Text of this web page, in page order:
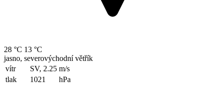
28 °C 13 °C
jasno, severovýchodní větřík
vítr
SV, 2.25 m/s
tlak
1021
hPa